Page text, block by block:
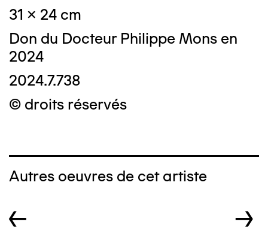
31 x 24 cm
Don du Docteur Philippe Mons en
2024
2024.7.738
© droits réservés
Autres oeuvres de cet artiste
← →